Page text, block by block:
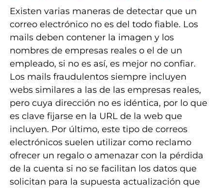
Existen varias maneras de detectar que un
correo electrónico no es del todo fiable. Los
mails deben contener la imagen y los
nombres de empresas reales o el de un
empleado, si no es así, es mejor no confiar.
Los mails fraudulentos siempre incluyen
webs similares a las de las empresas reales,
pero cuya dirección no es idéntica, por lo que
es clave fijarse en la URL de la web que
incluyen. Por último, este tipo de correos
electrónicos suelen utilizar como reclamo
ofrecer un regalo o amenazar con la pérdida
de la cuenta si no se facilitan los datos que
solicitan para la supuesta actualización que